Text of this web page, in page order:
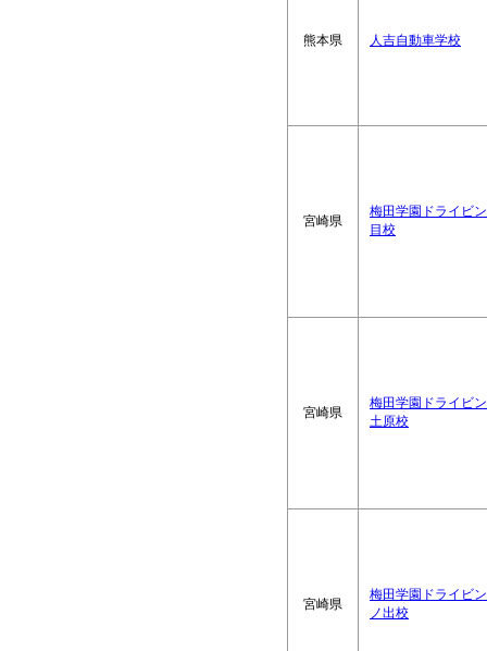
熊本県 人吉自動車学校
宮崎県
梅田学園ドライビ
目校
宮崎県
梅田学園ドライビ
土原校
宮崎県
梅田学園ドライビ
ノ出校